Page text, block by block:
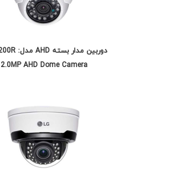
دوربین مدار بسته AHD مدل: LAD3200R
2.0MP AHD Dome Camera